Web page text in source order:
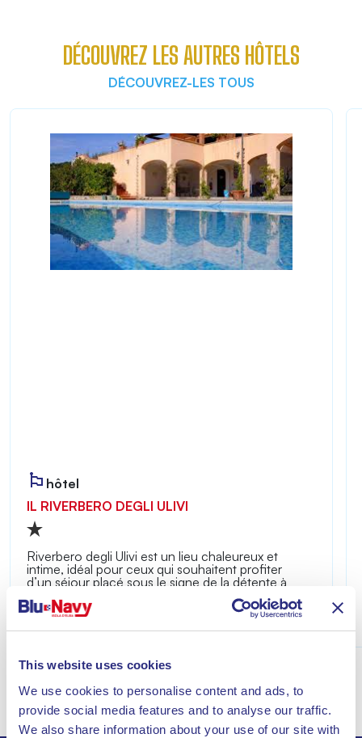
This website uses cookies
We use cookies to personalise content and ads, to
provide social media features and to analyse our traffic.
We also share information about your use of our site with
DÉCOUVREZ LES AUTRES HÔTELS
DÉCOUVREZ-LES TOUS
hôtel
IL RIVERBERO DEGLI ULIVI
Riverbero degli Ulivi est un lieu chaleureux et
intime, idéal pour ceux qui souhaitent profiter
d’un séjour placé sous le signe de la détente à
quelques minutes de la mer de Lacona.
Découvrir